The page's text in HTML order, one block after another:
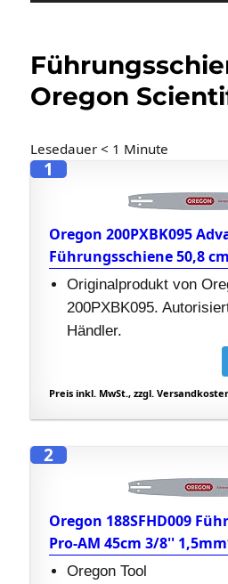
Oregon
Lesedauer < 1 Minute
1
Oregon 200PXBK095
Führungsschiene 50,8
Originalprodukt von
200PXBK095.
Händler.
Preis inkl. MwSt., zzgl.
2
Oregon 188SFHD009
Pro-AM 45cm 3/8''
Oregon Tool